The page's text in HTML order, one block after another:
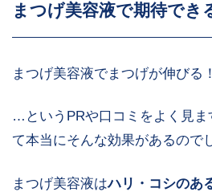
まつげ美容液で期待でき
まつげ美容液でまつげが伸びる！
…というPRや口コミをよく見ま
て本当にそんな効果があるので
まつげ美容液はハリ・コシのあ